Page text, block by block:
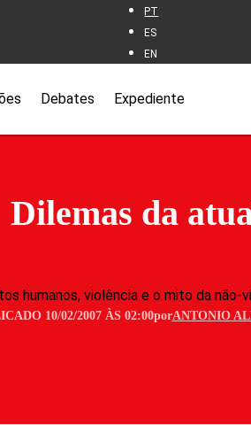
PT
ES
EN
Debates Expediente
Dilemas da
humanos, violência e o mito da
10/02/2007 ÀS 02:00porANTONIO